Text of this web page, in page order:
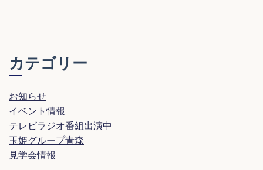
カテゴリー
お知らせ
イベント情報
テレビラジオ番組出演中
玉姫グループ青森
見学会情報